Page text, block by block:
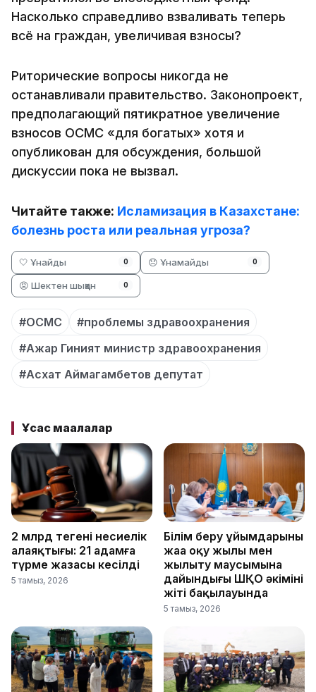
Насколько справедливо взваливать теперь
всё на граждан, увеличивая взносы?
Риторические вопросы никогда не
останавливали правительство. Законопроект,
предполагающий пятикратное увеличение
взносов ОСМС «для богатых» хотя и
опубликован для обсуждения, большой
дискуссии пока не вызвал.
Читайте также: Исламизация в Казахстане:
болезнь роста или реальная угроза?
🤍 Ұнайды 0 😞 Ұнамайды 0
😡 Шектен шыққан 0
#ОСМС
#проблемы здравоохранения
#Ажар Гиният министр здравоохранения
#Асхат Аймагамбетов депутат
Ұқсас мақалалар
2 млрд теңгенің несиелік
алаяқтығы: 21 адамға
түрме жазасы кесілді
5 тамыз, 2026
Білім беру ұйымдарының
жаңа оқу жылы мен
жылыту маусымына
дайындығы ШҚО әкімінің
жіті бақылауында
5 тамыз, 2026